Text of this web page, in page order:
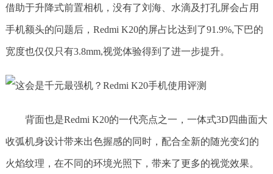
借助于升降式前置相机，没有了刘海、水滴及打孔屏会占用
手机额头的问题后，Redmi K20的屏占比达到了91.9%,下巴的
宽度也仅仅只有3.8mm,视觉体验得到了进一步提升。
背面也是Redmi K20的一代亮点之一，一体式3D四曲面大
收弧机身设计带来出色握感的同时，配合全新的随光变幻的
火焰纹理，在不同的环境光照下，带来了更多的视觉效果。